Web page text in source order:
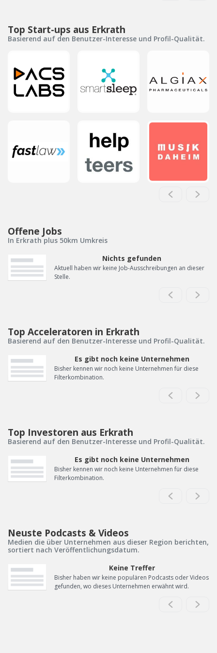
Top Start-ups aus Erkrath
Basierend auf den Benutzer-Interesse und Profil-Qualität.
Offene Jobs
In Erkrath plus 50km Umkreis
Nichts gefunden
Aktuell haben wir keine Job-Ausschreibungen an dieser
Stelle.
Top Acceleratoren in Erkrath
Basierend auf den Benutzer-Interesse und Profil-Qualität.
Es gibt noch keine Unternehmen
Bisher kennen wir noch keine Unternehmen für diese
Filterkombination.
Top Investoren aus Erkrath
Basierend auf den Benutzer-Interesse und Profil-Qualität.
Es gibt noch keine Unternehmen
Bisher kennen wir noch keine Unternehmen für diese
Filterkombination.
Neuste Podcasts & Videos
Medien die über Unternehmen aus dieser Region berichten,
sortiert nach Veröffentlichungsdatum.
Keine Treffer
Bisher haben wir keine populären Podcasts oder Videos
gefunden, wo dieses Unternehmen erwähnt wird.